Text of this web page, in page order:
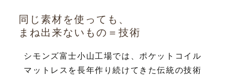
同じ素材を使っても、
まね出来ないもの＝技術
シモンズ富士小山工場では、ポケットコイル
マットレスを長年作り続けてきた伝統の技術